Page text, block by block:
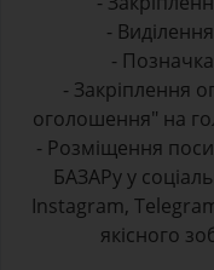
-
-
- Закріплення
оголошення" на
- Розміщення
БАЗАРу у
Instagram,
якісного